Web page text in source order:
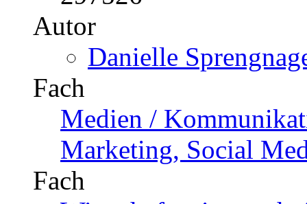
Preis
US$ 87,99
Die Rolle von Sport-
Fernsehspots und die